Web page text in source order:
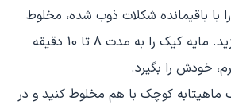
با باقیمانده شکلات ذوب شده، مخلوط
کنید و بر روی کیک بریزید. مایه کیک را به مدت 8 تا 10 دقیقه
خودش را بگیرد.
ماهیتابه کوچک با هم مخلوط کنید و در